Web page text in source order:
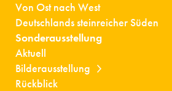
Von Ost nach West
Deutschlands steinreicher Süden
Sonderausstellung
Aktuell
Bilderausstellung
Rückblick